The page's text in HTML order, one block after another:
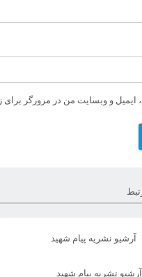
ایمیل و وبسایت من در مرورگر
آرشیو نشریه پیام شهید